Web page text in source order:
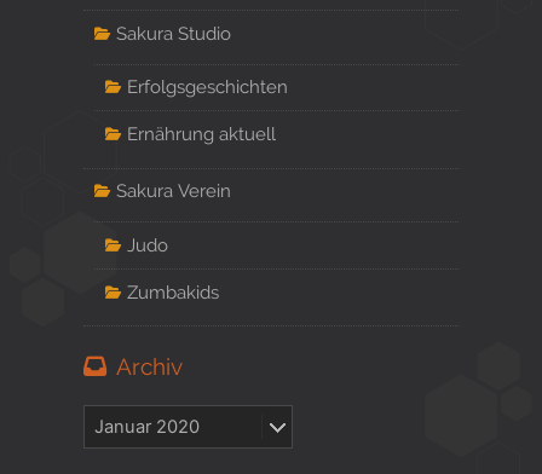
Sakura Studio
Erfolgsgeschichten
Ernährung aktuell
Sakura Verein
Judo
Zumbakids
Archiv